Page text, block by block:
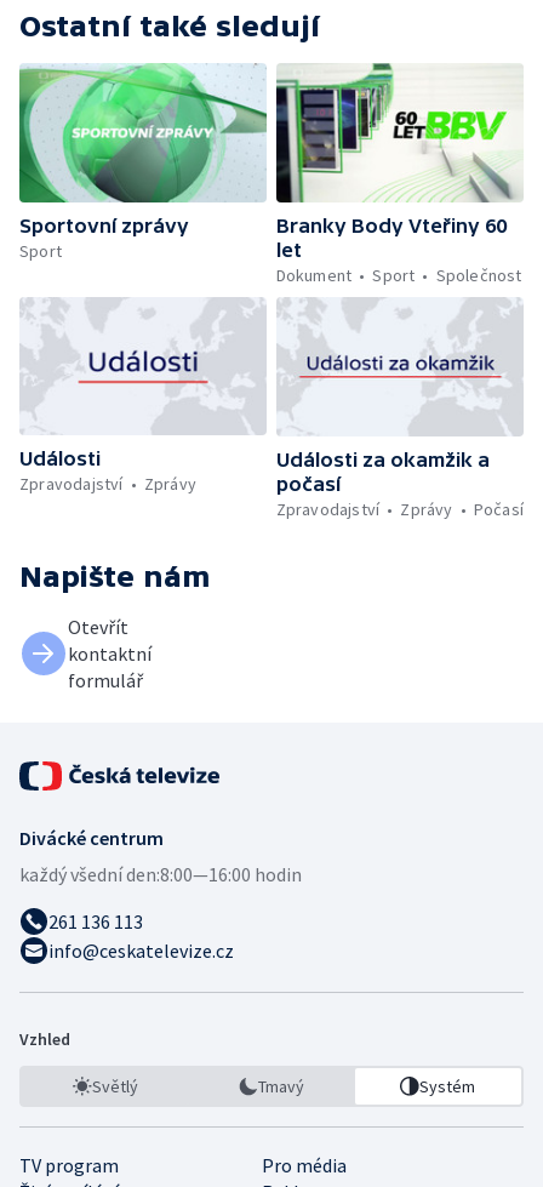
Ostatní také sledují
Sportovní zprávy
Sport
Branky Body Vteřiny 60
let
Dokument
Sport Společnost
Události
Zpravodajství
Zprávy
Události za okamžik a
počasí
Zpravodajství
Zprávy Počasí
Napište nám
Otevřít
kontaktní
formulář
Divácké centrum
každý všední den:8:00—16:00 hodin
261 136 113
info@ceskatelevize.cz
Vzhled
Světlý Tmavý Systém
TV program
Pro média